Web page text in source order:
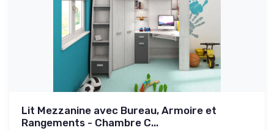
Lit Mezzanine avec Bureau, Armoire et
Rangements - Chambre C...